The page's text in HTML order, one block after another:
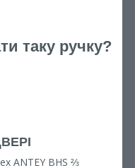
таку ручку?
ANTEY BHS ⅔